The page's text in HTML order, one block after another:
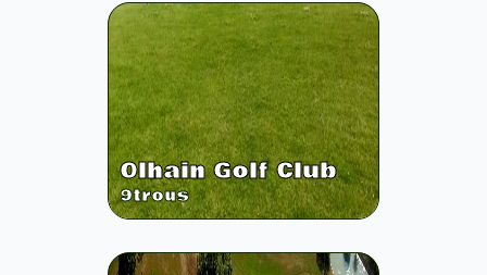
Olhain Golf Club
9trous